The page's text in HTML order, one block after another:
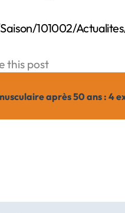
101002/
this post
après 50 ans : 4